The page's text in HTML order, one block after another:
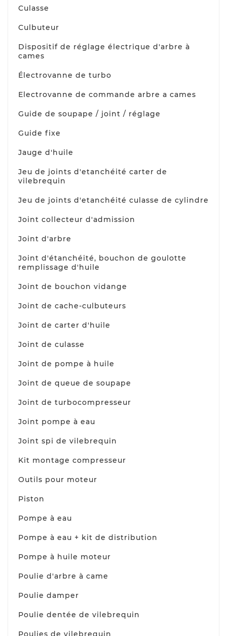
Culasse
Culbuteur
Dispositif de réglage électrique d'arbre à
cames
Électrovanne de turbo
Electrovanne de commande arbre a cames
Guide de soupape / joint / réglage
Guide fixe
Jauge d'huile
Jeu de joints d'etanchéité carter de
vilebrequin
Jeu de joints d'etanchéité culasse de cylindre
Joint collecteur d'admission
Joint d'arbre
Joint d'étanchéité, bouchon de goulotte
remplissage d'huile
Joint de bouchon vidange
Joint de cache-culbuteurs
Joint de carter d'huile
Joint de culasse
Joint de pompe à huile
Joint de queue de soupape
Joint de turbocompresseur
Joint pompe à eau
Joint spi de vilebrequin
Kit montage compresseur
Outils pour moteur
Piston
Pompe à eau
Pompe à eau + kit de distribution
Pompe à huile moteur
Poulie d'arbre à came
Poulie damper
Poulie dentée de vilebrequin